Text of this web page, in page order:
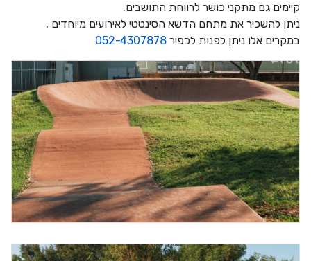
קיימים גם מתקני כושר לרווחת התושבים.
ניתן להשכיר את מתחם הדשא הסינטטי לאירועים מיוחדים ,
במקרים אלו ניתן לפנות לכפיר 052-4307878